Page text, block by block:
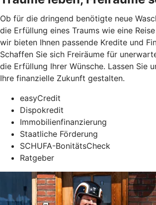
Ob für die dringend benötigte neue
die Erfüllung eines Traums wie eine
wir bieten Ihnen passende Kredite und
Schaffen Sie sich Freiräume für
die Erfüllung Ihrer Wünsche. Lassen Sie
Ihre finanzielle Zukunft gestalten.
easyCredit
Dispokredit
Immobilienfinanzierung
Staatliche Förderung
SCHUFA-BonitätsCheck
Ratgeber